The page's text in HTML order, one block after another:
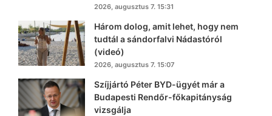
2026, augusztus 7. 15:31
Három dolog, amit lehet, hogy nem
tudtál a sándorfalvi Nádastóról
(videó)
2026, augusztus 7. 15:07
Szíjjártó Péter BYD-ügyét már a
Budapesti Rendőr-főkapitányság
vizsgálja